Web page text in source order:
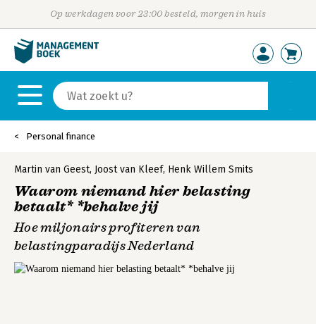
Op werkdagen voor 23:00 besteld, morgen in huis
Personal finance
Martin van Geest, Joost van Kleef, Henk Willem Smits
Waarom niemand hier belasting
betaalt* *behalve jij
Hoe miljonairs profiteren van
belastingparadijs Nederland